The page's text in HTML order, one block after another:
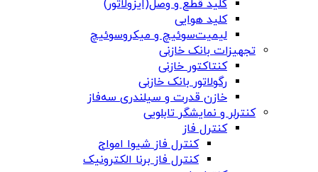
کلید قطع و وصل(ایزولاتور)
کلید هوایی
لیمیت‌سوئیچ و میکروسوئیچ
تجهیزات بانک خازنی
کنتاکتور خازنی
رگولاتور بانک خازنی
خازن قدرت و سیلندری سه‌فاز
کنترلر و نمایشگر تابلویی
کنترل فاز
کنترل فاز شیوا امواج
کنترل فاز برنا الکترونیک